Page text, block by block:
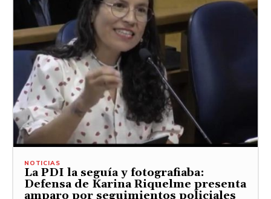
NOTICIAS
La PDI la seguía y fotografiaba:
Defensa de Karina Riquelme presenta
amparo por seguimientos policiales